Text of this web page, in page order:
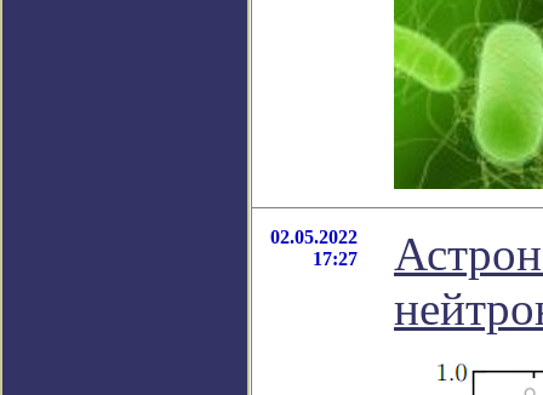
02.05.2022
17:27